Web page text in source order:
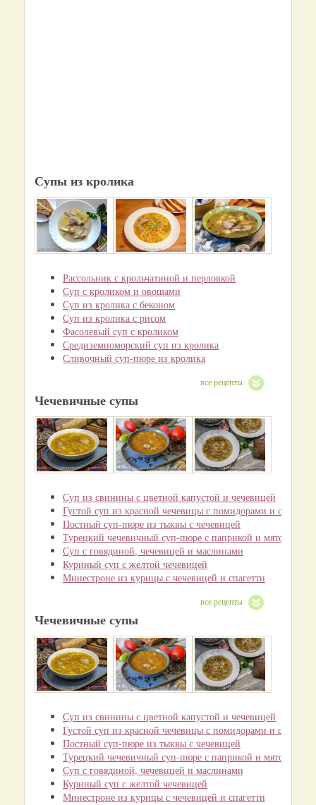
Супы из кролика
Рассольник с крольчатиной и перловкой
Суп с кроликом и овощами
Суп из кролика с беконом
Суп из кролика с рисом
Фасолевый суп с кроликом
Средиземноморский суп из кролика
Сливочный суп-пюре из кролика
все рецепты
Чечевичные супы
Суп из свинины с цветной капустой и чечевицей
Густой суп из красной чечевицы с помидорами и
Постный суп-пюре из тыквы с чечевицей
Турецкий чечевичный суп-пюре с паприкой и мятой
Суп с говядиной, чечевицей и маслинами
Куриный суп с желтой чечевицей
Минестроне из курицы с чечевицей и спагетти
все рецепты
Чечевичные супы
Суп из свинины с цветной капустой и чечевицей
Густой суп из красной чечевицы с помидорами и
Постный суп-пюре из тыквы с чечевицей
Турецкий чечевичный суп-пюре с паприкой и мятой
Суп с говядиной, чечевицей и маслинами
Куриный суп с желтой чечевицей
Минестроне из курицы с чечевицей и спагетти